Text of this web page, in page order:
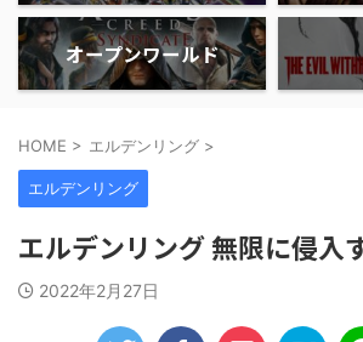
オープンワールド
HOME > エルデンリング >
エルデンリング
エルデンリング 無限に侵入
2022年2月27日